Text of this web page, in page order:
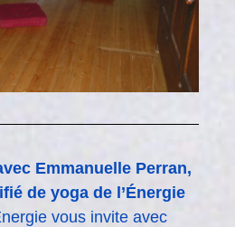
Emmanuelle Perran,
de yoga de l’Énergie
vous invite avec